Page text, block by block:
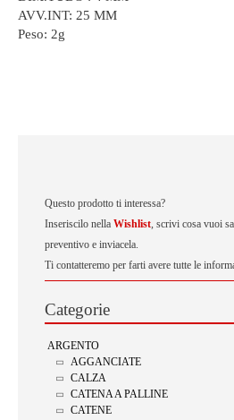
Questo prodotto ti interessa?
Inseriscilo nella Wishlist, scrivi cosa vuoi
preventivo e inviacela.
Ti contatteremo per farti avere tutte le
Categorie
ARGENTO
AGGANCIATE
CALZA
CATENA A PALLINE
CATENE
AVV.INT: 25 MM
Peso: 2g